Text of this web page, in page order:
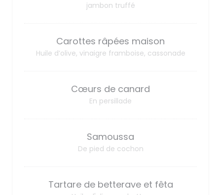
jambon truffé
Carottes râpées maison
Huile d’olive, vinaigre framboise, cassonade
Cœurs de canard
En persillade
Samoussa
De pied de cochon
Tartare de betterave et fêta